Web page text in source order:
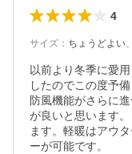
4
サイズ ： ちょうどよい、
以前より冬季に愛
したのでこの度予
防風機能がさらに
が良いと思います
ます。軽暖はアウ
ーが可能です。